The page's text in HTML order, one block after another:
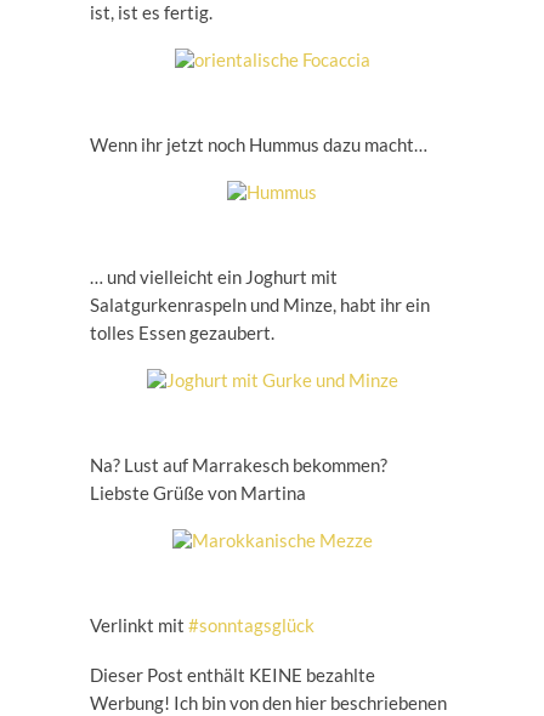
ist, ist es fertig.
Wenn ihr jetzt noch Hummus dazu macht…
… und vielleicht ein Joghurt mit
Salatgurkenraspeln und Minze, habt ihr ein
tolles Essen gezaubert.
Na? Lust auf Marrakesch bekommen?
Liebste Grüße von Martina
Verlinkt mit #sonntagsglück
Dieser Post enthält KEINE bezahlte
Werbung! Ich bin von den hier beschriebenen